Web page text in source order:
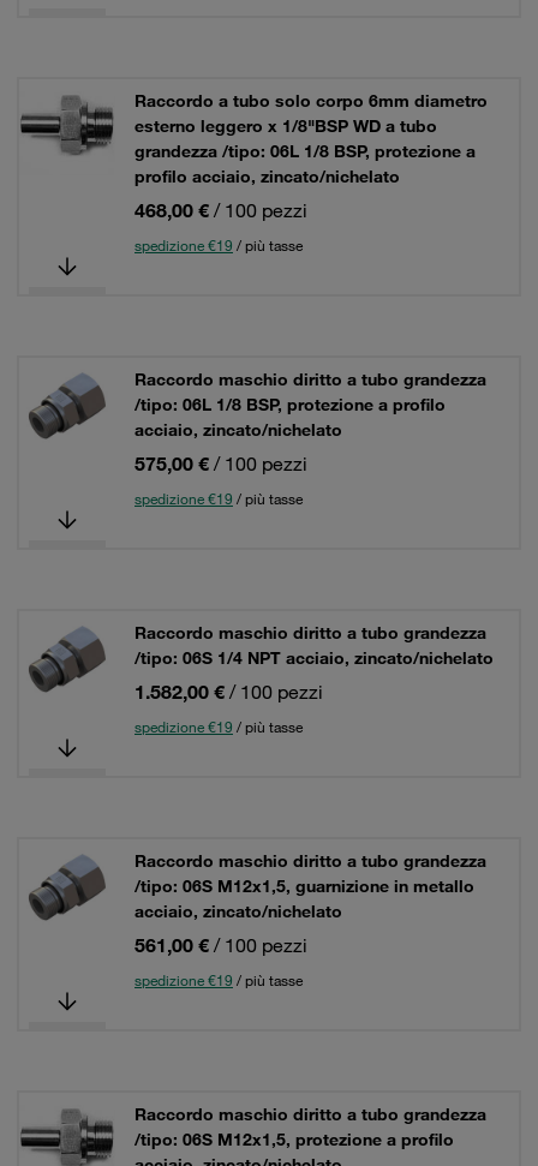
Raccordo a tubo solo corpo 6mm diametro
esterno leggero x 1/8"BSP WD a tubo
grandezza /tipo: 06L 1/8 BSP, protezione a
profilo acciaio, zincato/nichelato
468,00 € / 100 pezzi
spedizione €19 / più tasse
Raccordo maschio diritto a tubo grandezza
/tipo: 06L 1/8 BSP, protezione a profilo
acciaio, zincato/nichelato
575,00 € / 100 pezzi
spedizione €19 / più tasse
Raccordo maschio diritto a tubo grandezza
/tipo: 06S 1/4 NPT acciaio, zincato/nichelato
1.582,00 € / 100 pezzi
spedizione €19 / più tasse
Raccordo maschio diritto a tubo grandezza
/tipo: 06S M12x1,5, guarnizione in metallo
acciaio, zincato/nichelato
561,00 € / 100 pezzi
spedizione €19 / più tasse
Raccordo maschio diritto a tubo grandezza
/tipo: 06S M12x1,5, protezione a profilo